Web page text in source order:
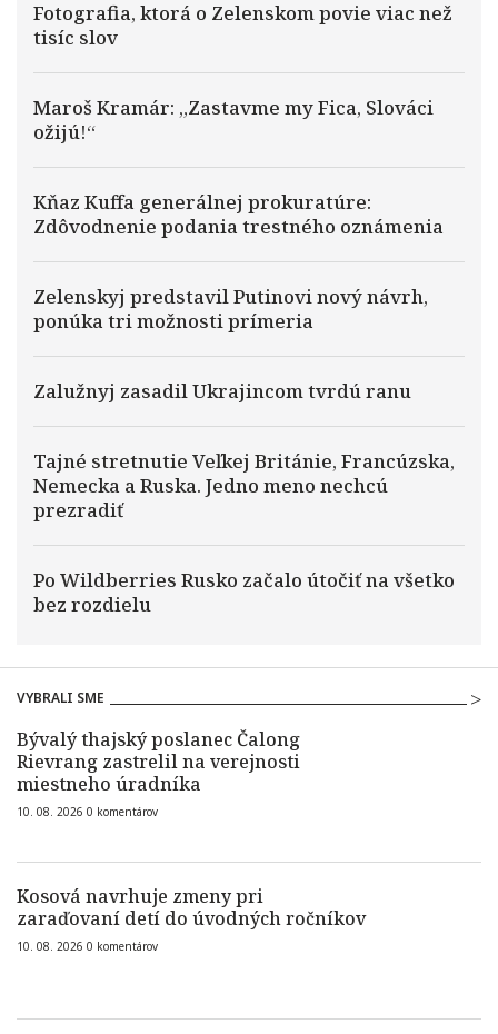
Fotografia, ktorá o Zelenskom povie viac než
tisíc slov
Maroš Kramár: „Zastavme my Fica, Slováci
ožijú!“
Kňaz Kuffa generálnej prokuratúre:
Zdôvodnenie podania trestného oznámenia
Zelenskyj predstavil Putinovi nový návrh,
ponúka tri možnosti prímeria
Zalužnyj zasadil Ukrajincom tvrdú ranu
Tajné stretnutie Veľkej Británie, Francúzska,
Nemecka a Ruska. Jedno meno nechcú
prezradiť
Po Wildberries Rusko začalo útočiť na všetko
bez rozdielu
VYBRALI SME
Bývalý thajský poslanec Čalong
Rievrang zastrelil na verejnosti
miestneho úradníka
10. 08. 2026 0 komentárov
Kosová navrhuje zmeny pri
zaraďovaní detí do úvodných ročníkov
10. 08. 2026 0 komentárov